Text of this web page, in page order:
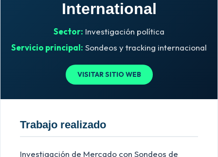
International
Sector: Investigación política
Servicio principal: Sondeos y tracking internacional
VISITAR SITIO WEB
Trabajo realizado
Investigación de Mercado con Sondeos de